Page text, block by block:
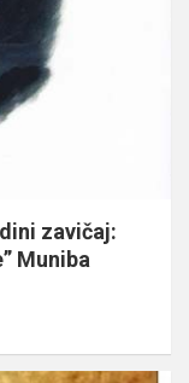
zavičaj:
Muniba